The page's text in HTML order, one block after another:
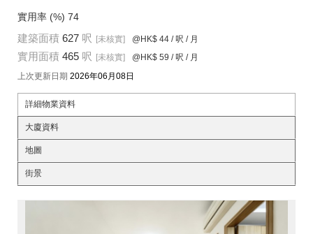
實用率 (%) 74
建築面積 627 呎 [未核實] @HK$ 44 / 呎 / 月
實用面積 465 呎 [未核實] @HK$ 59 / 呎 / 月
上次更新日期 2026年06月08日
詳細物業資料
大廈資料
地圖
街景